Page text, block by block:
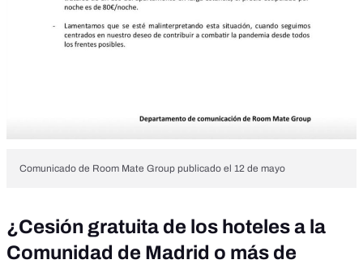
Comunicado de Room Mate Group publicado el 12 de mayo
¿Cesión gratuita de los hoteles a la
Comunidad de Madrid o más de